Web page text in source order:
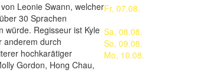
Leonie Swann, welcher
30 Sprachen
würde. Regisseur ist Kyle
anderem durch
hochkarätiger
Gordon, Hong Chau,
Fr, 07.08.
Sa, 08.08.
So, 09.08.
Mo, 10.08.